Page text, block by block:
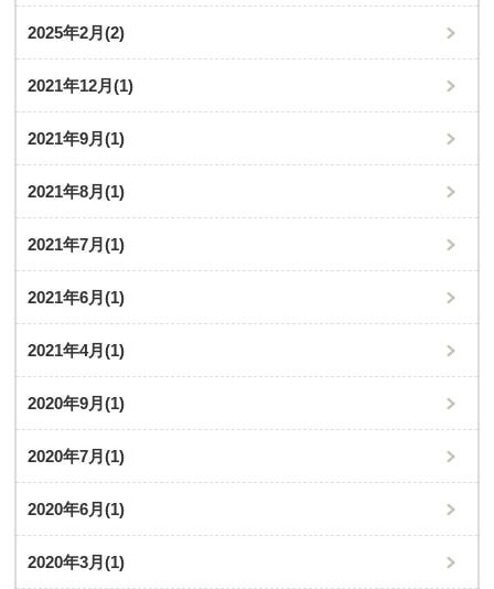
2025年2月(2)
2021年12月(1)
2021年9月(1)
2021年8月(1)
2021年7月(1)
2021年6月(1)
2021年4月(1)
2020年9月(1)
2020年7月(1)
2020年6月(1)
2020年3月(1)